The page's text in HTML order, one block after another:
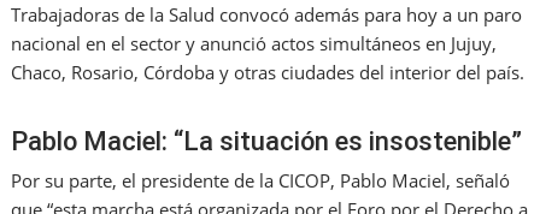
Trabajadoras de la Salud convocó además para hoy a un paro
nacional en el sector y anunció actos simultáneos en Jujuy,
Chaco, Rosario, Córdoba y otras ciudades del interior del país.
Pablo Maciel: “La situación es insostenible”
Por su parte, el presidente de la CICOP, Pablo Maciel, señaló